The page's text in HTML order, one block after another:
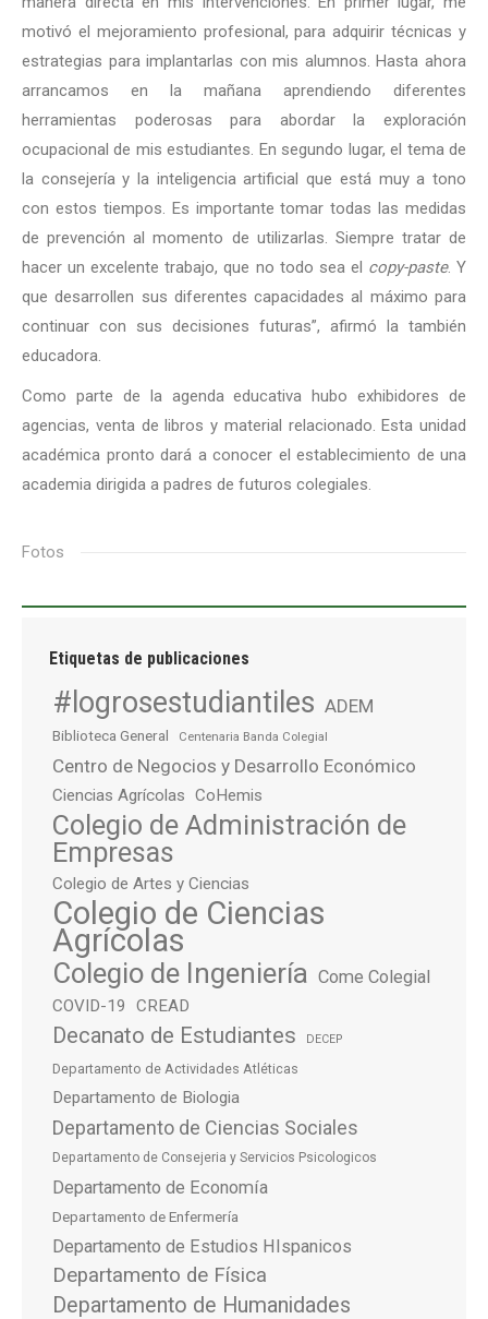
motivó el mejoramiento profesional, para adquirir técnicas y
estrategias para implantarlas con mis alumnos. Hasta ahora
arrancamos en la mañana aprendiendo diferentes
herramientas poderosas para abordar la exploración
ocupacional de mis estudiantes. En segundo lugar, el tema de
la consejería y la inteligencia artificial que está muy a tono
con estos tiempos. Es importante tomar todas las medidas
de prevención al momento de utilizarlas. Siempre tratar de
hacer un excelente trabajo, que no todo sea el copy-paste. Y
que desarrollen sus diferentes capacidades al máximo para
continuar con sus decisiones futuras”, afirmó la también
educadora.
Como parte de la agenda educativa hubo exhibidores de
agencias, venta de libros y material relacionado. Esta unidad
académica pronto dará a conocer el establecimiento de una
academia dirigida a padres de futuros colegiales.
Fotos
Etiquetas de publicaciones
#logrosestudiantiles ADEM
Biblioteca General Centenaria Banda Colegial
Centro de Negocios y Desarrollo Económico
Ciencias Agrícolas CoHemis
Colegio de Administración de
Empresas
Colegio de Artes y Ciencias
Colegio de Ciencias
Agrícolas
Colegio de Ingeniería Come Colegial
COVID-19 CREAD
Decanato de Estudiantes DECEP
Departamento de Actividades Atléticas
Departamento de Biologia
Departamento de Ciencias Sociales
Departamento de Consejeria y Servicios Psicologicos
Departamento de Economía
Departamento de Enfermería
Departamento de Estudios HIspanicos
Departamento de Física
Departamento de Humanidades